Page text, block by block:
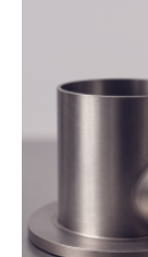
der Benutzer
über die
besser in
einzubinden.
vom 23. bis